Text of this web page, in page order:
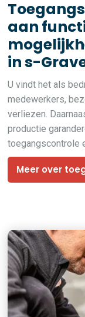
aan
in s-
U vindt het als
medewerkers,
verliezen.
productie
toegangscontrole
Meer over